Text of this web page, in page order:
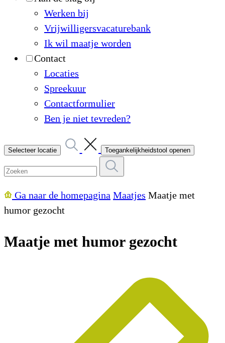
Werken bij
Vrijwilligersvacaturebank
Ik wil maatje worden
Contact
Locaties
Spreekuur
Contactformulier
Ben je niet tevreden?
Selecteer locatie Toegankelijkheidstool openen
Ga naar de homepagina Maatjes Maatje met
humor gezocht
Maatje met humor gezocht